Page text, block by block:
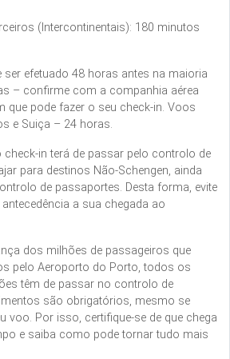
(Intercontinentais): 180 minutos
ser efetuado 48 horas antes na maioria
– confirme com a companhia aérea
que pode fazer o seu check-in. Voos
e Suiça – 24 horas.
check-in terá de passar pelo controlo de
para destinos Não-Schengen, ainda
de passaportes. Desta forma, evite
a sua chegada ao
dos milhões de passageiros que
pelo Aeroporto do Porto, todos os
têm de passar no controlo de
são obrigatórios, mesmo se
voo. Por isso, certifique-se de que chega
e saiba como pode tornar tudo mais